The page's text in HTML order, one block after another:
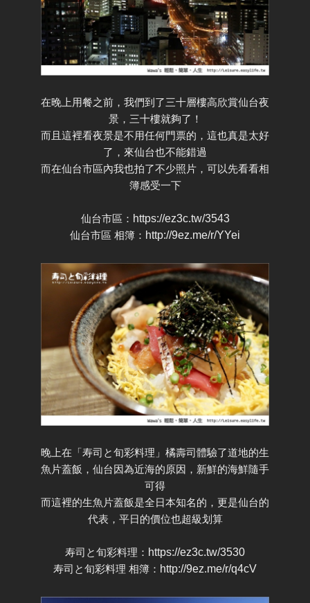
在晚上用餐之前，我們到了三十層樓高欣賞仙台夜
景，三十樓就夠了！
而且這裡看夜景是不用任何門票的，這也真是太好
了，來仙台也不能錯過
而在仙台市區內我也拍了不少照片，可以先看看相
簿感受一下
仙台市區： https://ez3c.tw/3543
仙台市區 相簿： http://9ez.me/r/YYei
晚上在「寿司と旬彩料理」橘壽司體驗了道地的生
魚片蓋飯，仙台因為近海的原因，新鮮的海鮮隨手
可得
而這裡的生魚片蓋飯是全日本知名的，更是仙台的
代表，平日的價位也超級划算
寿司と旬彩料理： https://ez3c.tw/3530
寿司と旬彩料理 相簿： http://9ez.me/r/q4cV